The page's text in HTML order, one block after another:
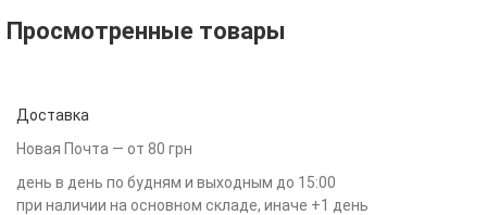
Просмотренные товары
Доставка
Новая Почта — от 80 грн
день в день по будням и выходным до 15:00
при наличии на основном складе, иначе +1 день